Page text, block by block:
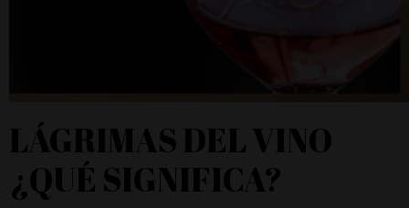
LÁGRIMAS DEL VINO
¿QUÉ SIGNIFICA?